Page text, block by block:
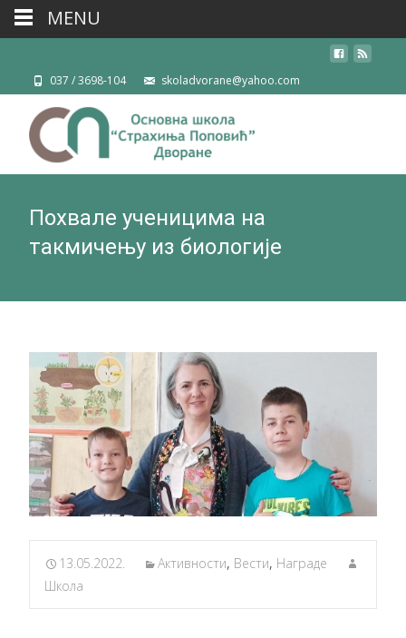
037 / 3698-104 skoladvorane@yahoo.com
Похвале ученицима на
такмичењу из биологије
13.05.2022. Активности, Вести, Награде
Школа
MENU